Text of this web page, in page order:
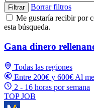
Filtrar
Borrar filtros
Me gustaría recibir por
esta búsqueda.
Gana dinero
Todas las regiones
Entre 200€ y 600€ Al
2 - 16 horas por semana
TOP JOB